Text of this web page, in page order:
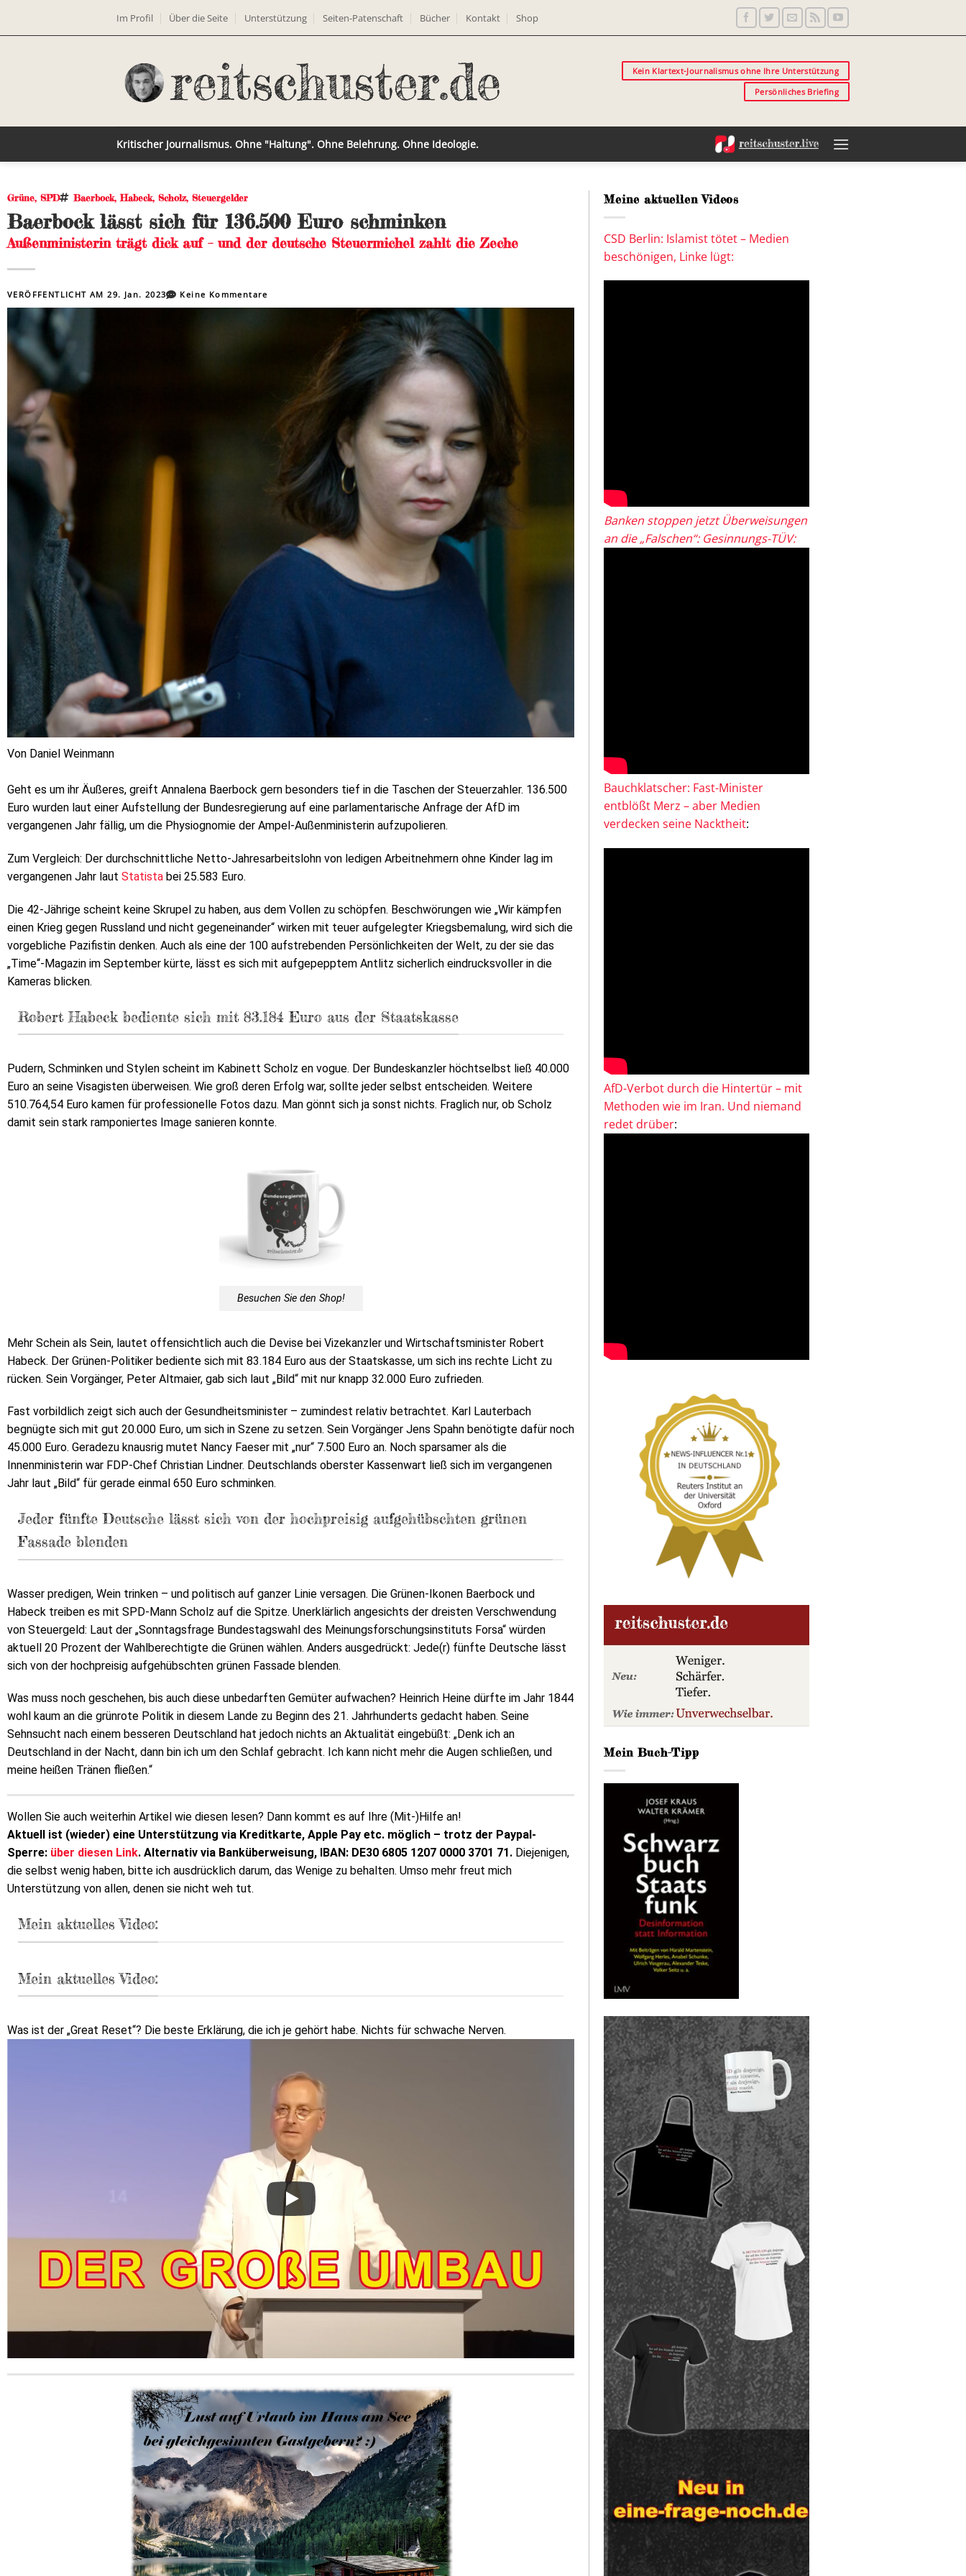
Im Profil Über die Seite Unterstützung Seiten-Patenschaft Bücher Kontakt Shop
Kein Klartext-Journalismus ohne Ihre Unterstützung
Persönliches Briefing
Kritischer Journalismus. Ohne "Haltung". Ohne Belehrung. Ohne Ideologie.
Grüne, SPD Baerbock,Habeck, Scholz, Steuergelder
Baerbock lässt sich für 136.500 Euro schminken
Außenministerin trägt dick auf – und der deutsche Steuermichel zahlt die Zeche
VERÖFFENTLICHT AM29. Jan. 2023 Keine Kommentare
Von Daniel Weinmann
Geht es um ihr Äußeres, greift Annalena Baerbock gern besonders tief in die Taschen der Steuerzahler. 136.500
Euro wurden laut einer Aufstellung der Bundesregierung auf eine parlamentarische Anfrage der AfD im
vergangenen Jahr fällig, um die Physiognomie der Ampel-Außenministerin aufzupolieren.
Zum Vergleich: Der durchschnittliche Netto-Jahresarbeitslohn von ledigen Arbeitnehmern ohne Kinder lag im
vergangenen Jahr laut Statista bei 25.583 Euro.
Die 42-Jährige scheint keine Skrupel zu haben, aus dem Vollen zu schöpfen. Beschwörungen wie „Wir kämpfen
einen Krieg gegen Russland und nicht gegeneinander“ wirken mit teuer aufgelegter Kriegsbemalung, wird sich die
vorgebliche Pazifistin denken. Auch als eine der 100 aufstrebenden Persönlichkeiten der Welt, zu der sie das
„Time“-Magazin im September kürte, lässt es sich mit aufgepepptem Antlitz sicherlich eindrucksvoller in die
Kameras blicken.
Robert Habeck bediente sich mit 83.184 Euro aus der Staatskasse
Pudern, Schminken und Stylen scheint im Kabinett Scholz en vogue. Der Bundeskanzler höchtselbst ließ 40.000
Euro an seine Visagisten überweisen. Wie groß deren Erfolg war, sollte jeder selbst entscheiden. Weitere
510.764,54 Euro kamen für professionelle Fotos dazu. Man gönnt sich ja sonst nichts. Fraglich nur, ob Scholz
damit sein stark ramponiertes Image sanieren konnte.
Besuchen Sie den Shop!
Mehr Schein als Sein, lautet offensichtlich auch die Devise bei Vizekanzler und Wirtschaftsminister Robert
Habeck. Der Grünen-Politiker bediente sich mit 83.184 Euro aus der Staatskasse, um sich ins rechte Licht zu
rücken. Sein Vorgänger, Peter Altmaier, gab sich laut „Bild“ mit nur knapp 32.000 Euro zufrieden.
Fast vorbildlich zeigt sich auch der Gesundheitsminister – zumindest relativ betrachtet. Karl Lauterbach
begnügte sich mit gut 20.000 Euro, um sich in Szene zu setzen. Sein Vorgänger Jens Spahn benötigte dafür noch
45.000 Euro. Geradezu knausrig mutet Nancy Faeser mit „nur“ 7.500 Euro an. Noch sparsamer als die
Innenministerin war FDP-Chef Christian Lindner. Deutschlands oberster Kassenwart ließ sich im vergangenen
Jahr laut „Bild“ für gerade einmal 650 Euro schminken.
Jeder fünfte Deutsche lässt sich von der hochpreisig aufgehübschten grünen
Fassade blenden
Wasser predigen, Wein trinken – und politisch auf ganzer Linie versagen. Die Grünen-Ikonen Baerbock und
Habeck treiben es mit SPD-Mann Scholz auf die Spitze. Unerklärlich angesichts der dreisten Verschwendung
von Steuergeld: Laut der „Sonntagsfrage Bundestagswahl des Meinungsforschungsinstituts Forsa“ würden
aktuell 20 Prozent der Wahlberechtigte die Grünen wählen. Anders ausgedrückt: Jede(r) fünfte Deutsche lässt
sich von der hochpreisig aufgehübschten grünen Fassade blenden.
Was muss noch geschehen, bis auch diese unbedarften Gemüter aufwachen? Heinrich Heine dürfte im Jahr 1844
wohl kaum an die grünrote Politik in diesem Lande zu Beginn des 21. Jahrhunderts gedacht haben. Seine
Sehnsucht nach einem besseren Deutschland hat jedoch nichts an Aktualität eingebüßt: „Denk ich an
Deutschland in der Nacht, dann bin ich um den Schlaf gebracht. Ich kann nicht mehr die Augen schließen, und
meine heißen Tränen fließen.“
Wollen Sie auch weiterhin Artikel wie diesen lesen? Dann kommt es auf Ihre (Mit-)Hilfe an!
Aktuell ist (wieder) eine Unterstützung via Kreditkarte, Apple Pay etc. möglich – trotz der Paypal-
Sperre: über diesen Link. Alternativ via Banküberweisung, IBAN: DE30 6805 1207 0000 3701 71. Diejenigen,
die selbst wenig haben, bitte ich ausdrücklich darum, das Wenige zu behalten. Umso mehr freut mich
Unterstützung von allen, denen sie nicht weh tut.
Mein aktuelles Video:
Mein aktuelles Video:
Was ist der „Great Reset“? Die beste Erklärung, die ich je gehört habe. Nichts für schwache Nerven.
Meine aktuellen Videos
CSD Berlin: Islamist tötet – Medien
beschönigen, Linke lügt:
Banken stoppen jetzt Überweisungen
an die „Falschen“: Gesinnungs-TÜV:
Bauchklatscher: Fast-Minister
entblößt Merz – aber Medien
verdecken seine Nacktheit:
AfD-Verbot durch die Hintertür – mit
Methoden wie im Iran. Und niemand
redet drüber:
Mein Buch-Tipp